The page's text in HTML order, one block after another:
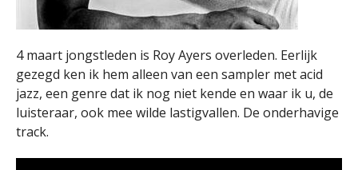
4 maart jongstleden is Roy Ayers overleden. Eerlijk
gezegd ken ik hem alleen van een sampler met acid
jazz, een genre dat ik nog niet kende en waar ik u, de
luisteraar, ook mee wilde lastigvallen. De onderhavige
track.